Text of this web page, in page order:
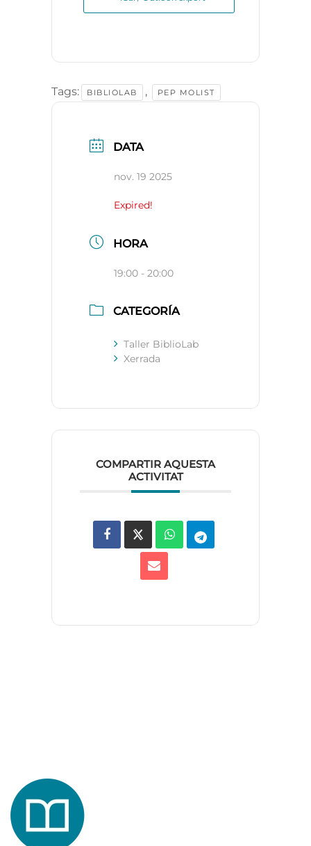
Tags: BIBLIOLAB , PEP MOLIST
DATA
nov. 19 2025
Expired!
HORA
19:00 - 20:00
CATEGORÍA
Taller BiblioLab
Xerrada
COMPARTIR AQUESTA
ACTIVITAT